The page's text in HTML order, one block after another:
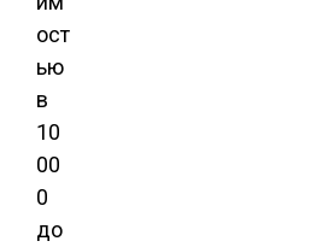
ост
ью
в
10
00
0
до